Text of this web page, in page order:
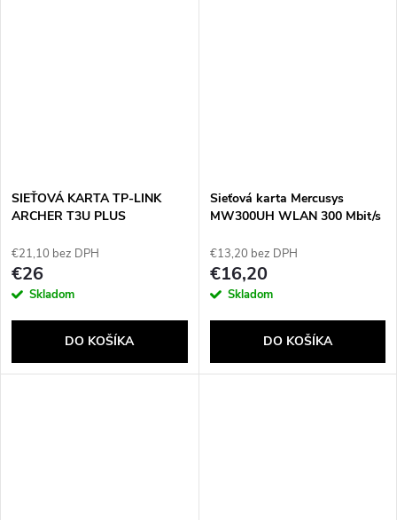
SIEŤOVÁ KARTA TP-LINK
ARCHER T3U PLUS
€21,10 bez DPH
€26
Skladom
DO KOŠÍKA
Sieťová karta Mercusys
MW300UH WLAN 300 Mbit/s
€13,20 bez DPH
€16,20
Skladom
DO KOŠÍKA